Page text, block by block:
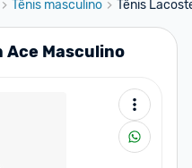
Tênis masculino Tênis
Ace Masculino